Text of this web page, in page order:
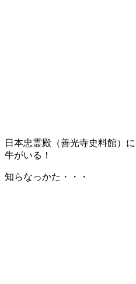
日本忠霊殿（善光寺史料館）
牛がいる！
知らなっかた・・・